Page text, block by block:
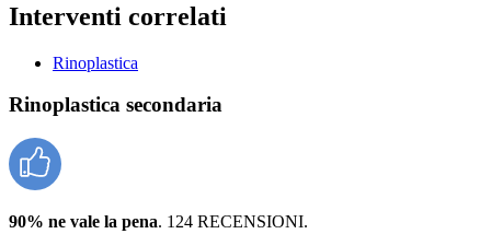
Interventi correlati
Rinoplastica
Rinoplastica secondaria
90% ne vale la pena. 124 RECENSIONI.